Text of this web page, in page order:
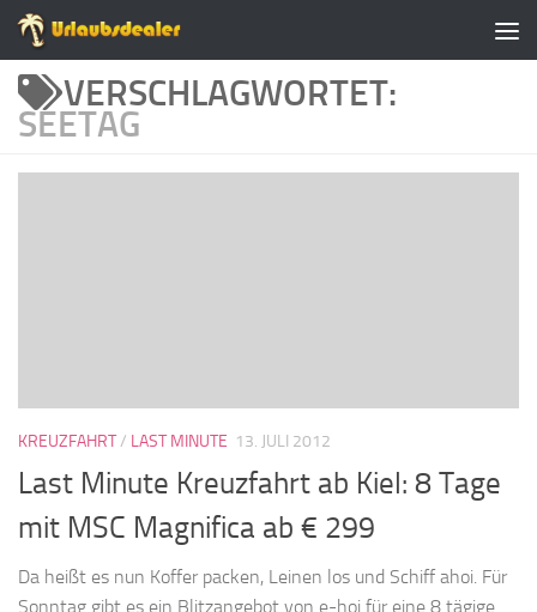
Zum Inhalt springen
VERSCHLAGWORTET:
SEETAG
KREUZFAHRT/ LAST MINUTE 13. JULI 2012
Last Minute Kreuzfahrt ab Kiel: 8 Tage
mit MSC Magnifica ab € 299
Da heißt es nun Koffer packen, Leinen los und Schiff ahoi. Für
Sonntag gibt es ein Blitzangebot von e-hoi für eine 8 tägige